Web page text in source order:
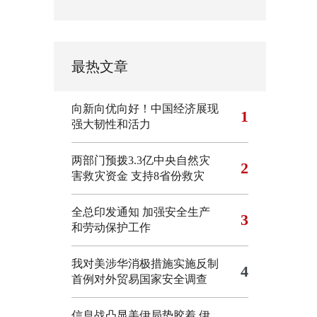
最热文章
向新向优向好！中国经济展现
强大韧性和活力
1
两部门预拨3.3亿中央自然灾
害救灾资金 支持8省份救灾
2
全总印发通知 加强安全生产
和劳动保护工作
3
我对美涉华消极措施实施反制
首例对外贸易国家安全调查
4